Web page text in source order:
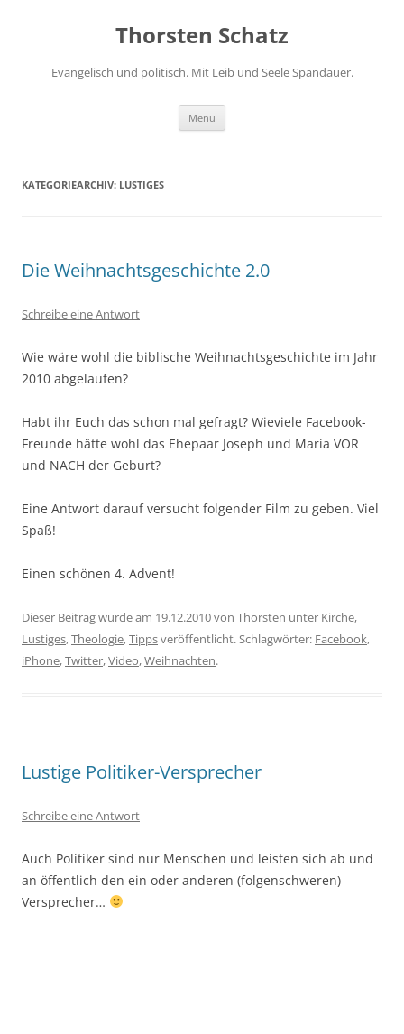
Thorsten Schatz
Evangelisch und politisch. Mit Leib und Seele Spandauer.
Menü
KATEGORIEARCHIV: LUSTIGES
Die Weihnachtsgeschichte 2.0
Schreibe eine Antwort
Wie wäre wohl die biblische Weihnachtsgeschichte im Jahr
2010 abgelaufen?
Habt ihr Euch das schon mal gefragt? Wieviele Facebook-
Freunde hätte wohl das Ehepaar Joseph und Maria VOR
und NACH der Geburt?
Eine Antwort darauf versucht folgender Film zu geben. Viel
Spaß!
Einen schönen 4. Advent!
Dieser Beitrag wurde am 19.12.2010von Thorsten unter Kirche,
Lustiges,Theologie,Tippsveröffentlicht. Schlagwörter: Facebook,
iPhone,Twitter,Video,Weihnachten.
Lustige Politiker-Versprecher
Schreibe eine Antwort
Auch Politiker sind nur Menschen und leisten sich ab und
an öffentlich den ein oder anderen (folgenschweren)
Versprecher…